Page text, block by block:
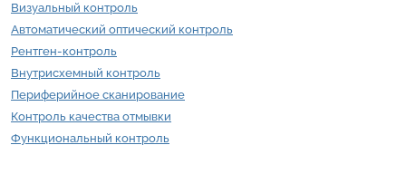
Визуальный контроль
Автоматический оптический контроль
Рентген-контроль
Внутрисхемный контроль
Периферийное сканирование
Контроль качества отмывки
Функциональный контроль